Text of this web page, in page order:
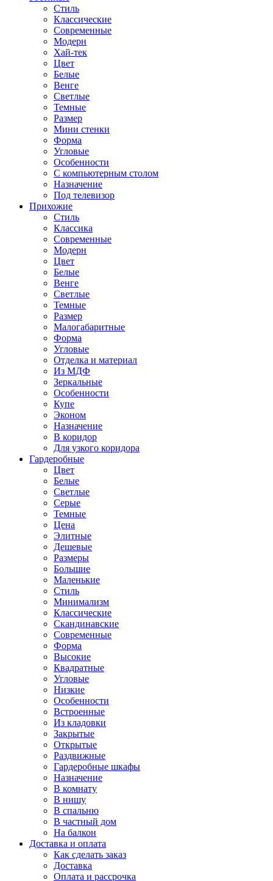
Стиль
Классические
Современные
Модерн
Хай-тек
Цвет
Белые
Венге
Светлые
Темные
Размер
Мини стенки
Форма
Угловые
Особенности
С компьютерным столом
Назначение
Под телевизор
Прихожие
Стиль
Классика
Современные
Модерн
Цвет
Белые
Венге
Светлые
Темные
Размер
Малогабаритные
Форма
Угловые
Отделка и материал
Из МДФ
Зеркальные
Особенности
Купе
Эконом
Назначение
В коридор
Для узкого коридора
Гардеробные
Цвет
Белые
Светлые
Серые
Темные
Цена
Элитные
Дешевые
Размеры
Большие
Маленькие
Стиль
Минимализм
Классические
Скандинавские
Современные
Форма
Высокие
Квадратные
Угловые
Низкие
Особенности
Встроенные
Из кладовки
Закрытые
Открытые
Раздвижные
Гардеробные шкафы
Назначение
В комнату
В нишу
В спальню
В частный дом
На балкон
Доставка и оплата
Как сделать заказ
Доставка
Оплата и рассрочка